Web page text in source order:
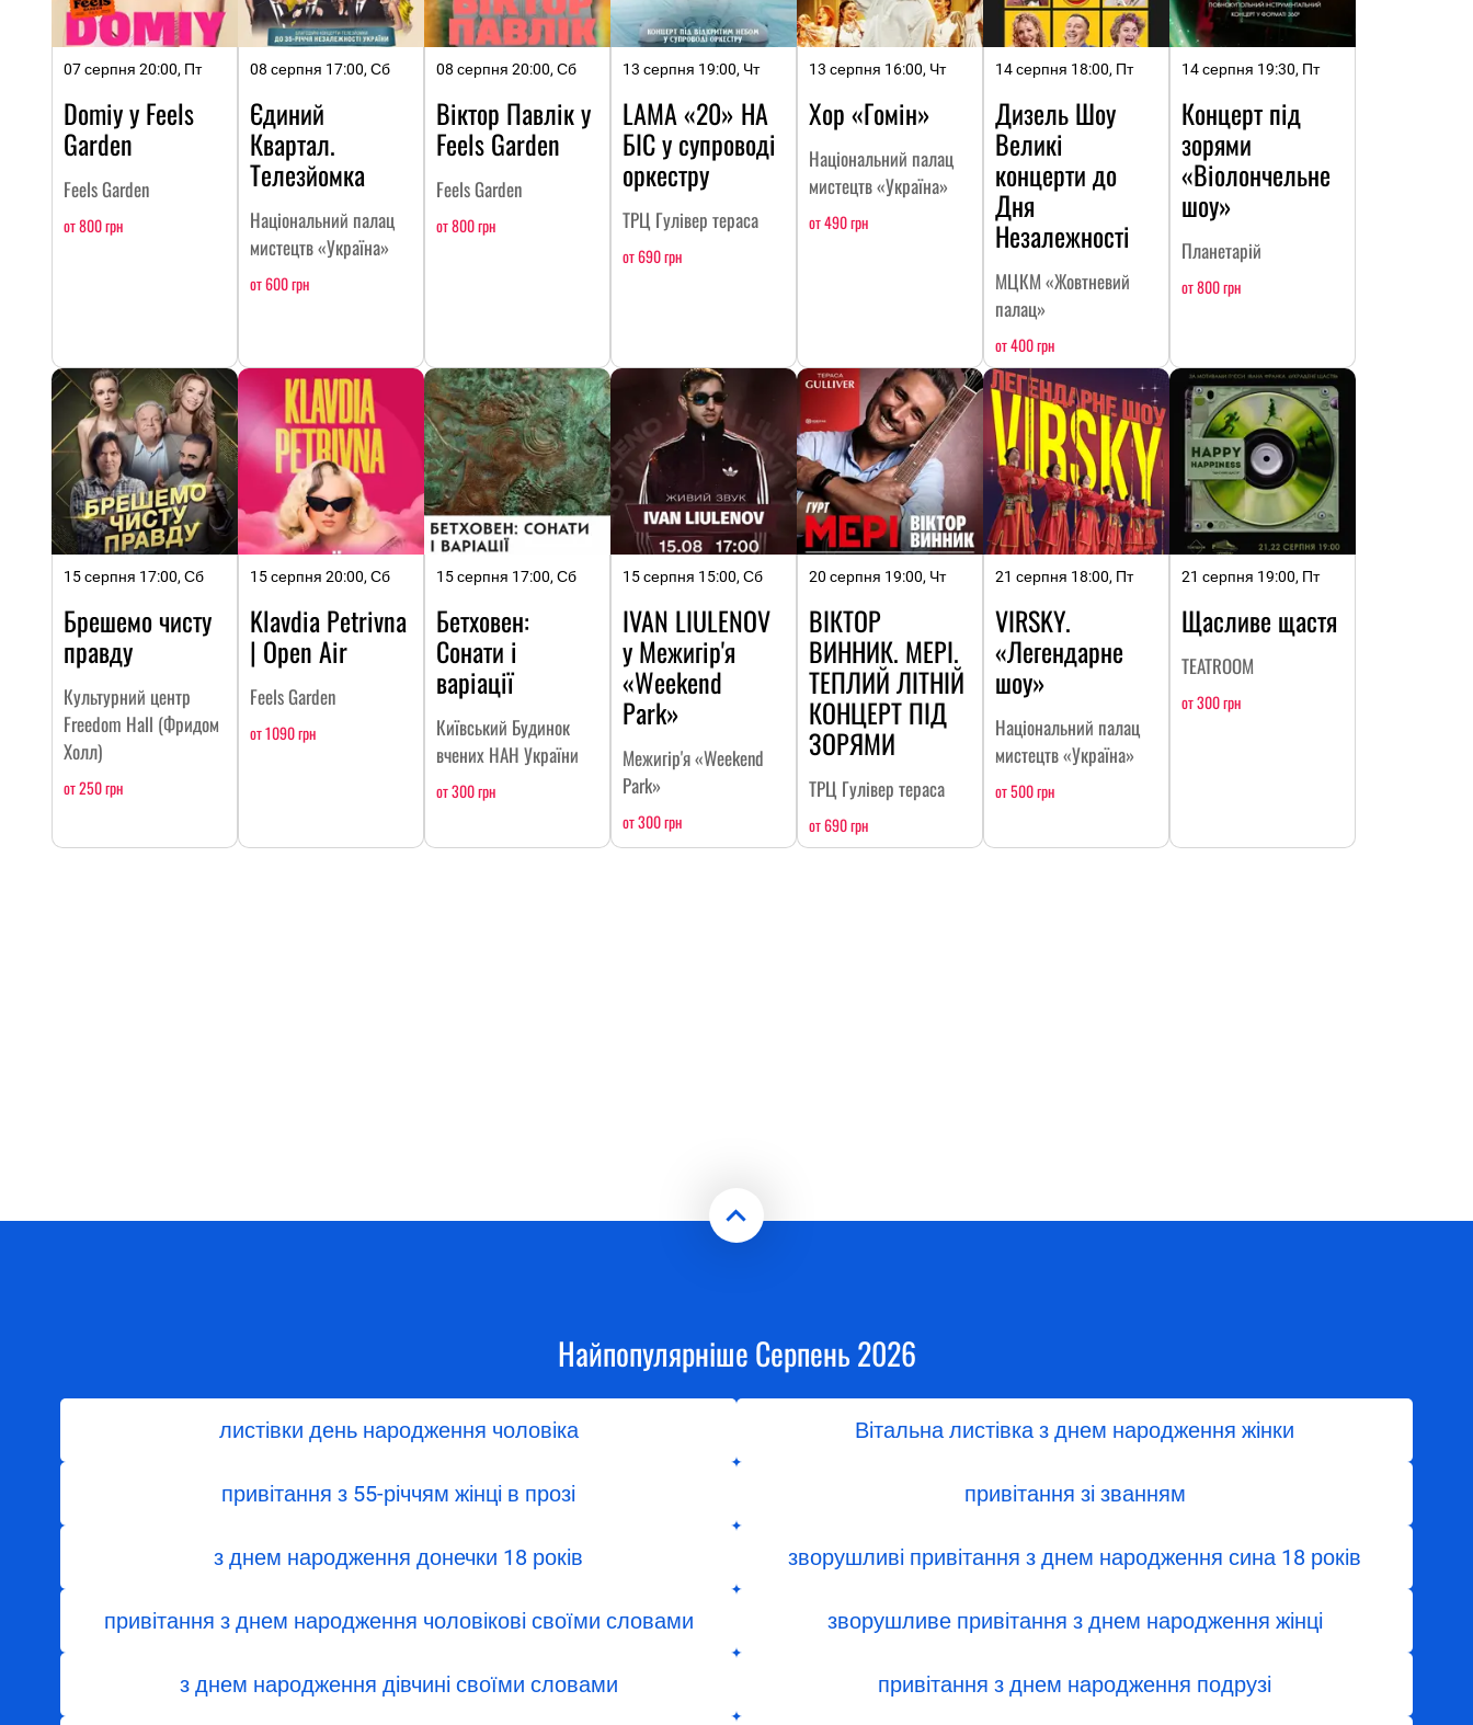
07 серпня 20:00, Пт
Domiy у Feels
Garden
Feels Garden
от 800 грн
08 серпня 17:00, Сб
Єдиний
Квартал.
Телезйомка
Національний палац
мистецтв «Україна»
от 600 грн
08 серпня 20:00, Сб
Віктор Павлік у
Feels Garden
Feels Garden
от 800 грн
13 серпня 19:00, Чт
LAMA «20» НА
БІС у супроводі
оркестру
ТРЦ Гулівер тераса
от 690 грн
13 серпня 16:00, Чт
Хор «Гомін»
Національний палац
мистецтв «Україна»
от 490 грн
14 серпня 18:00, Пт
Дизель Шоу
Великі
концерти до
Дня
Незалежності
МЦКМ «Жовтневий
палац»
от 400 грн
14 серпня 19:30, Пт
Концерт під
зорями
«Віолончельне
шоу»
Планетарій
от 800 грн
15 серпня 17:00, Сб
Брешемо чисту
правду
Культурний центр
Freedom Hall (Фридом
Холл)
от 250 грн
15 серпня 20:00, Сб
Klavdia Petrivna
| Open Air
Feels Garden
от 1090 грн
15 серпня 17:00, Сб
Бетховен:
Сонати і
варіації
Київський Будинок
вчених НАН України
от 300 грн
15 серпня 15:00, Сб
IVAN LIULENOV
у Межигір'я
«Weekend
Park»
Межигір'я «Weekend
Park»
от 300 грн
20 серпня 19:00, Чт
ВІКТОР
ВИННИК. МЕРІ.
ТЕПЛИЙ ЛІТНІЙ
КОНЦЕРТ ПІД
ЗОРЯМИ
ТРЦ Гулівер тераса
от 690 грн
21 серпня 18:00, Пт
VIRSKY.
«Легендарне
шоу»
Національний палац
мистецтв «Україна»
от 500 грн
21 серпня 19:00, Пт
Щасливе щастя
TEATROOM
от 300 грн
Найпопулярніше Серпень 2026
листівки день народження чоловіка Вітальна листівка з днем народження жінки
привітання з 55-річчям жінці в прозі привітання зі званням
з днем народження донечки 18 років зворушливі привітання з днем народження сина 18 років
привітання з днем народження чоловікові своїми словами зворушливе привітання з днем народження жінці
з днем ​​народження дівчині своїми словами привітання з днем народження подрузі